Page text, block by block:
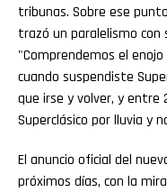
tribunas. Sobre ese
trazó un paralelismo con
"Comprendemos el
cuando suspendiste
que irse y volver, y entre
Superclásico por lluvia y
El anuncio oficial del
próximos días, con la